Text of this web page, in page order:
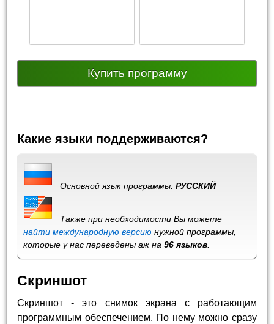
Купить программу
Какие языки поддерживаются?
Основной язык программы:РУССКИЙ
Также при необходимости Вы можете
найти международную версию нужной программы,
которые у нас переведены аж на96 языков
Скриншот
Скриншот - это снимок экрана с работающим
программным обеспечением. По нему можно сразу